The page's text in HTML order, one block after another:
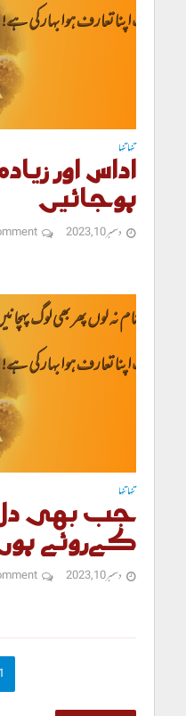
تنہا تنہا
اداس اور
ہوجائیں
دسمبر 10, 2023
تنہا تنہا
جب بھی
کےروئے
دسمبر 10, 2023
1